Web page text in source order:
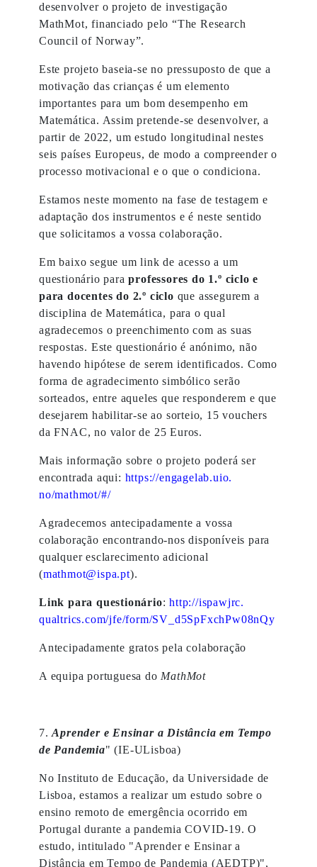
desenvolver o projeto de investigação
MathMot, financiado pelo “The Research
Council of Norway”.
Este projeto baseia-se no pressuposto de que a
motivação das crianças é um elemento
importantes para um bom desempenho em
Matemática. Assim pretende-se desenvolver, a
partir de 2022, um estudo longitudinal nestes
seis países Europeus, de modo a compreender o
processo motivacional e o que o condiciona.
Estamos neste momento na fase de testagem e
adaptação dos instrumentos e é neste sentido
que solicitamos a vossa colaboração.
Em baixo segue um link de acesso a um
questionário paraprofessores do 1.º ciclo e
para docentes do 2.º ciclo que assegurem a
disciplina de Matemática, para o qual
agradecemos o preenchimento com as suas
respostas. Este questionário é anónimo, não
havendo hipótese de serem identificados. Como
forma de agradecimento simbólico serão
sorteados, entre aqueles que responderem e que
desejarem habilitar-se ao sorteio, 15 vouchers
da FNAC, no valor de 25 Euros.
Mais informação sobre o projeto poderá ser
encontrada aqui: https://engagelab.uio.
no/mathmot/#/
Agradecemos antecipadamente a vossa
colaboração encontrando-nos disponíveis para
qualquer esclarecimento adicional
(mathmot@ispa.pt).
Link para questionário:http://ispawjrc.
qualtrics.com/jfe/form/SV_ d5SpFxchPw08nQy
Antecipadamente gratos pela colaboração
A equipa portuguesa do MathMot
7.Aprender e Ensinar a Distância em Tempo
de Pandemia" (IE-ULisboa)
No Instituto de Educação, da Universidade de
Lisboa, estamos a realizar um estudo sobre o
ensino remoto de emergência ocorrido em
Portugal durante a pandemia COVID-19. O
estudo, intitulado "Aprender e Ensinar a
Distância em Tempo de Pandemia (AEDTP)",